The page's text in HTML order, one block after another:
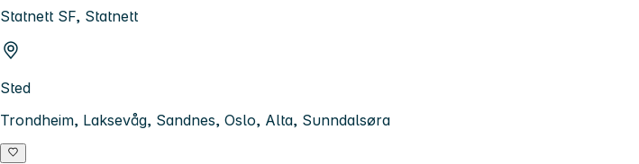
Statnett SF, Statnett
Sted
Trondheim, Laksevåg, Sandnes, Oslo, Alta, Sunndalsøra